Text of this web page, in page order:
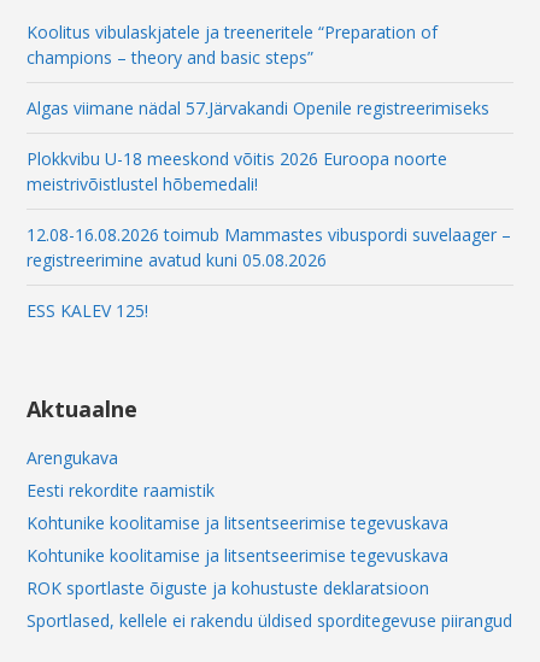
Koolitus vibulaskjatele ja treeneritele “Preparation of
champions – theory and basic steps”
Algas viimane nädal 57.Järvakandi Openile registreerimiseks
Plokkvibu U-18 meeskond võitis 2026 Euroopa noorte
meistrivõistlustel hõbemedali!
12.08-16.08.2026 toimub Mammastes vibuspordi suvelaager –
registreerimine avatud kuni 05.08.2026
ESS KALEV 125!
Aktuaalne
Arengukava
Eesti rekordite raamistik
Kohtunike koolitamise ja litsentseerimise tegevuskava
Kohtunike koolitamise ja litsentseerimise tegevuskava
ROK sportlaste õiguste ja kohustuste deklaratsioon
Sportlased, kellele ei rakendu üldised sporditegevuse piirangud